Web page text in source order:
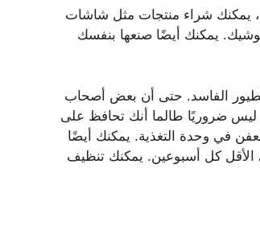
يمكنك شراء منتجات مثل شاشات
يمكنك أيضًا صنعها بنفسك
الفاسد. حتى أن بعض أصحاب
ليس ضروريًا طالما أنك تحافظ على
في وحدة التغذية. يمكنك أيضًا
الأقل كل أسبوعين. يمكنك تنظيف